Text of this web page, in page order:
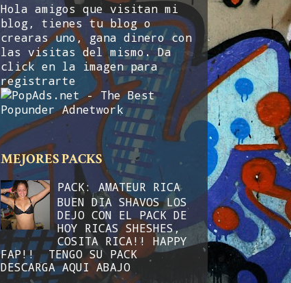
Hola amigos que visitan mi
blog, tienes tu blog o
crearas uno, gana dinero con
las visitas del mismo. Da
click en la imagen para
registrarte
MEJORES PACKS
PACK: AMATEUR RICA
BUEN DIA SHAVOS LOS
DEJO CON EL PACK DE
HOY RICAS SHESHES,
COSITA RICA!! HAPPY
FAP!! TENGO SU PACK
DESCARGA AQUI ABAJO